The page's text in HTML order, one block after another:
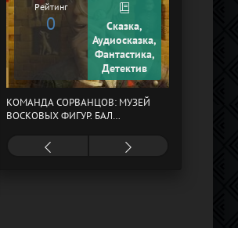
Рейтинг
0
Сказка,
Аудиосказка,
Фантастика,
Детектив
КОМАНДА СОРВАНЦОВ: МУЗЕЙ
ВОСКОВЫХ ФИГУР. БАЛ